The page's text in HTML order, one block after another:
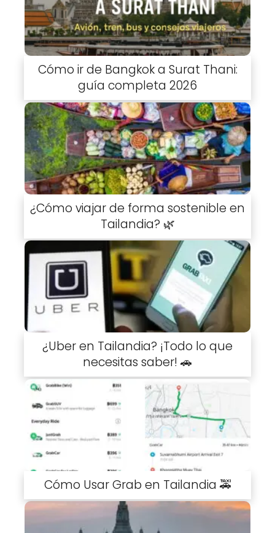
Cómo ir de Bangkok a Surat Thani:
guía completa 2026
¿Cómo viajar de forma sostenible en
Tailandia? 🌿
¿Uber en Tailandia? ¡Todo lo que
necesitas saber! 🚗
Cómo Usar Grab en Tailandia 🚕